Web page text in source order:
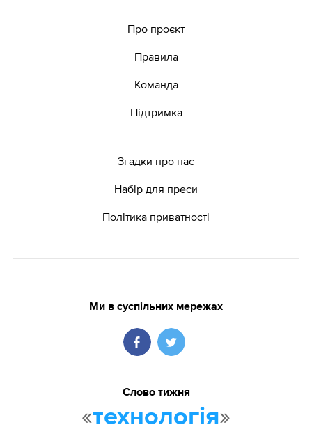
Про проєкт
Правила
Команда
Підтримка
Згадки про нас
Набір для преси
Політика приватності
Ми в суспільних мережах
Слово тижня
«технологія»